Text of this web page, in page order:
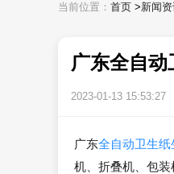
当前位置： 首页 >新闻
广东全自
2023-01-13 15:53:27
广东全自动卫生纸
机、折叠机、包装